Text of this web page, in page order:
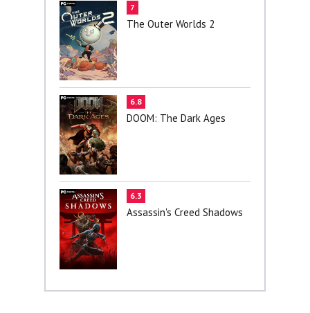
7
The Outer Worlds 2
6.8
DOOM: The Dark Ages
6.3
Assassin's Creed Shadows